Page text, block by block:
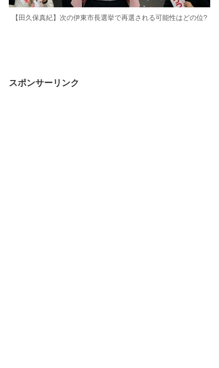
【田久保真紀】次の伊東市長選挙で再選される可能性はどの位?
スポンサーリンク